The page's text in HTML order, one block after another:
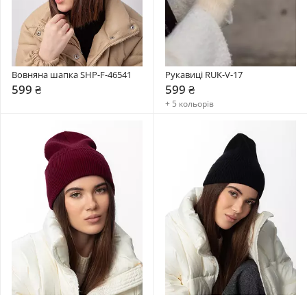
Вовняна шапка SHP-F-46541
599 ₴
Рукавиці RUK-V-17
599 ₴
+ 5 кольорів